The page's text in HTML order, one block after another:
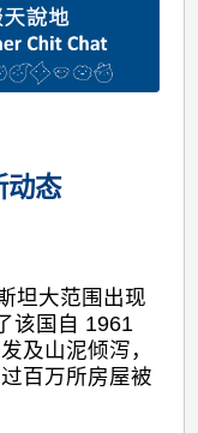
动态
坦大范围出现
该国自 1961
及山泥倾泻，
百万所房屋被